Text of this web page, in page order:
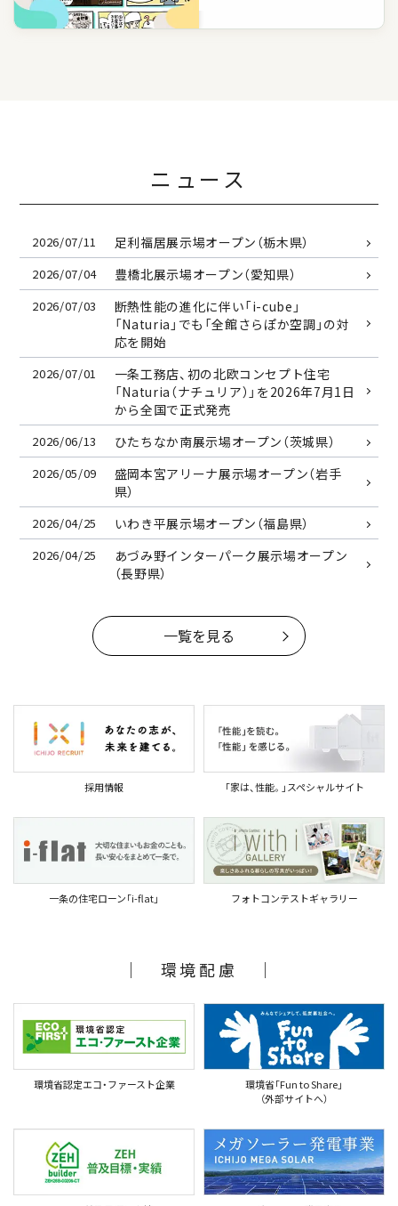
ニュース
2026/07/11 足利福居展示場オープン（栃木県）
2026/07/04 豊橋北展示場オープン（愛知県）
2026/07/03
断熱性能の進化に伴い「i-cube」
「Naturia」でも「全館さらぽか空調」の対
応を開始
2026/07/01
一条工務店、初の北欧コンセプト住宅
「Naturia（ナチュリア）」を2026年7月1日
から全国で正式発売
2026/06/13 ひたちなか南展示場オープン（茨城県）
2026/05/09
盛岡本宮アリーナ展示場オープン（岩手
県）
2026/04/25 いわき平展示場オープン（福島県）
2026/04/25
あづみ野インターパーク展示場オープン
（長野県）
一覧を見る
採用情報 ｢家は、性能。｣スペシャルサイト
一条の住宅ローン｢i-flat｣ フォトコンテストギャラリー
｜ 環境配慮 ｜
環境省認定エコ・ファースト企業
環境省｢Fun to Share｣
（外部サイトへ）